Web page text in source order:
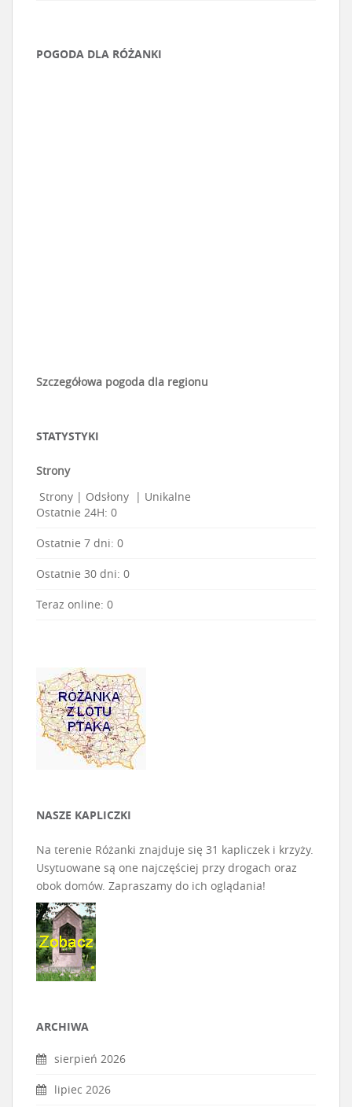
POGODA DLA RÓŻANKI
Szczegółowa pogoda dla regionu
STATYSTYKI
Strony
Strony | Odsłony | Unikalne
Ostatnie 24H: 0
Ostatnie 7 dni: 0
Ostatnie 30 dni: 0
Teraz online: 0
NASZE KAPLICZKI
Na terenie Różanki znajduje się 31 kapliczek i krzyży.
Usytuowane są one najczęściej przy drogach oraz
obok domów. Zapraszamy do ich oglądania!
ARCHIWA
sierpień 2026
lipiec 2026